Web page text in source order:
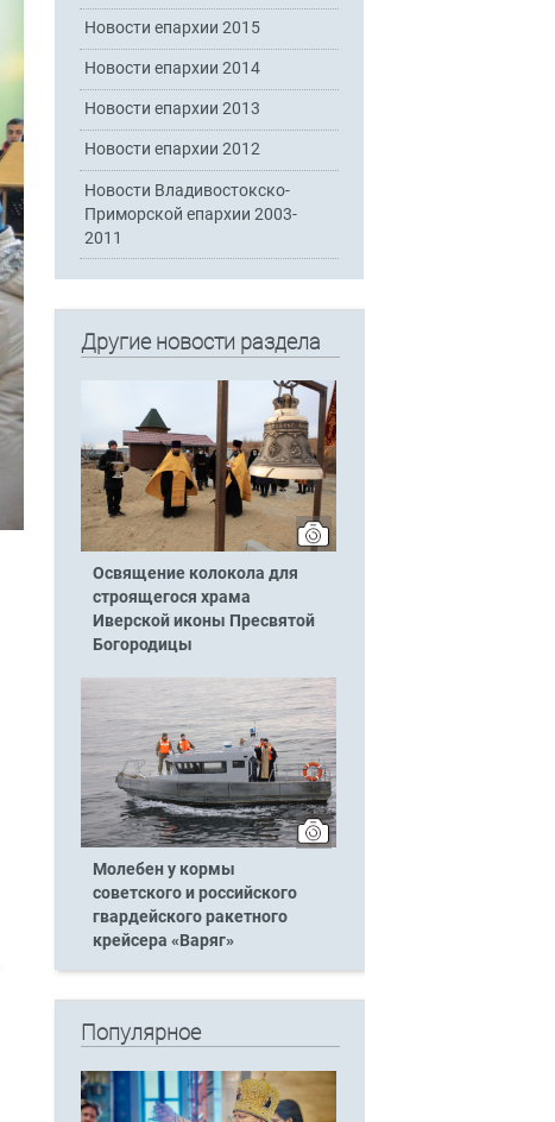
Новости епархии 2015
Новости епархии 2014
Новости епархии 2013
Новости епархии 2012
Новости Владивостокско-
Приморской епархии 2003-
2011
Другие новости раздела
Освящение колокола для
строящегося храма
Иверской иконы Пресвятой
Богородицы
Молебен у кормы
советского и российского
гвардейского ракетного
крейсера «Варяг»
Популярное